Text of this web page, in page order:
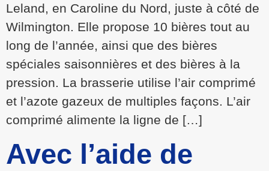
Leland, en Caroline du Nord, juste à côté de
Wilmington. Elle propose 10 bières tout au
long de l’année, ainsi que des bières
spéciales saisonnières et des bières à la
pression. La brasserie utilise l’air comprimé
et l’azote gazeux de multiples façons. L’air
comprimé alimente la ligne de […]
Avec l’aide de